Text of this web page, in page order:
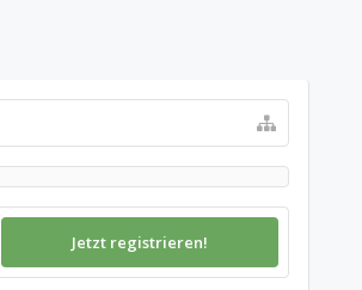
Jetzt registrieren!